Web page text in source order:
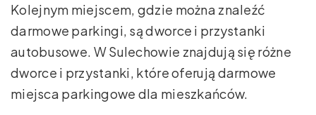
Kolejnym miejscem, gdzie można znaleźć
darmowe parkingi, są dworce i przystanki
autobusowe. W Sulechowie znajdują się różne
dworce i przystanki, które oferują darmowe
miejsca parkingowe dla mieszkańców.